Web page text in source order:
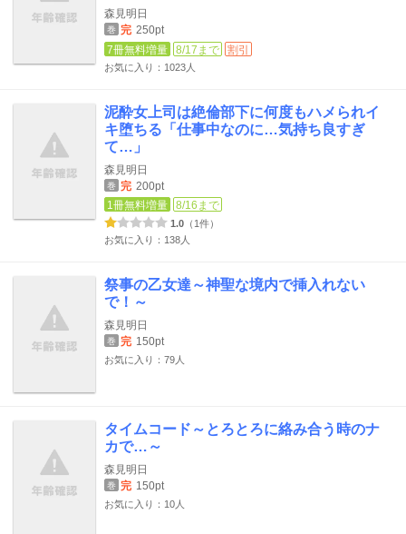
森見明日
巻 完 250pt
7冊無料増量
8/17まで 割引
お気に入り：1023人
泥酔女上司は絶倫部下に何度もハメられイ
キ堕ちる「仕事中なのに…気持ち良すぎ
て…」
森見明日
巻 完 200pt
1冊無料増量
8/16まで
1.0 （1件）
お気に入り：138人
祭事の乙女達～神聖な境内で挿入れない
で！～
森見明日
巻 完 150pt
お気に入り：79人
タイムコード～とろとろに絡み合う時のナ
カで…～
森見明日
巻 完 150pt
お気に入り：10人